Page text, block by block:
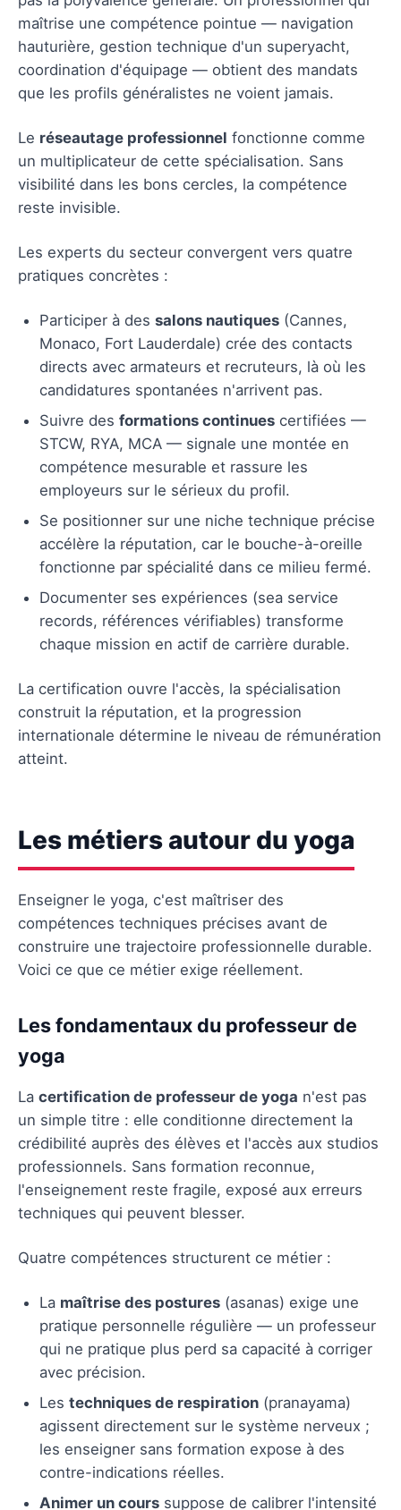
maîtrise une compétence pointue — navigation
hauturière, gestion technique d'un superyacht,
coordination d'équipage — obtient des mandats
que les profils généralistes ne voient jamais.
Le réseautage professionnel fonctionne comme
un multiplicateur de cette spécialisation. Sans
visibilité dans les bons cercles, la compétence
reste invisible.
Les experts du secteur convergent vers quatre
pratiques concrètes :
Participer à des salons nautiques (Cannes,
Monaco, Fort Lauderdale) crée des contacts
directs avec armateurs et recruteurs, là où les
candidatures spontanées n'arrivent pas.
Suivre des formations continues certifiées —
STCW, RYA, MCA — signale une montée en
compétence mesurable et rassure les
employeurs sur le sérieux du profil.
Se positionner sur une niche technique précise
accélère la réputation, car le bouche-à-oreille
fonctionne par spécialité dans ce milieu fermé.
Documenter ses expériences (sea service
records, références vérifiables) transforme
chaque mission en actif de carrière durable.
La certification ouvre l'accès, la spécialisation
construit la réputation, et la progression
internationale détermine le niveau de rémunération
atteint.
Les métiers autour du yoga
Enseigner le yoga, c'est maîtriser des
compétences techniques précises avant de
construire une trajectoire professionnelle durable.
Voici ce que ce métier exige réellement.
Les fondamentaux du professeur de
yoga
La certification de professeur de yoga n'est pas
un simple titre : elle conditionne directement la
crédibilité auprès des élèves et l'accès aux studios
professionnels. Sans formation reconnue,
l'enseignement reste fragile, exposé aux erreurs
techniques qui peuvent blesser.
Quatre compétences structurent ce métier :
La maîtrise des postures (asanas) exige une
pratique personnelle régulière — un professeur
qui ne pratique plus perd sa capacité à corriger
avec précision.
Les techniques de respiration (pranayama)
agissent directement sur le système nerveux ;
les enseigner sans formation expose à des
contre-indications réelles.
Animer un cours suppose de calibrer l'intensité